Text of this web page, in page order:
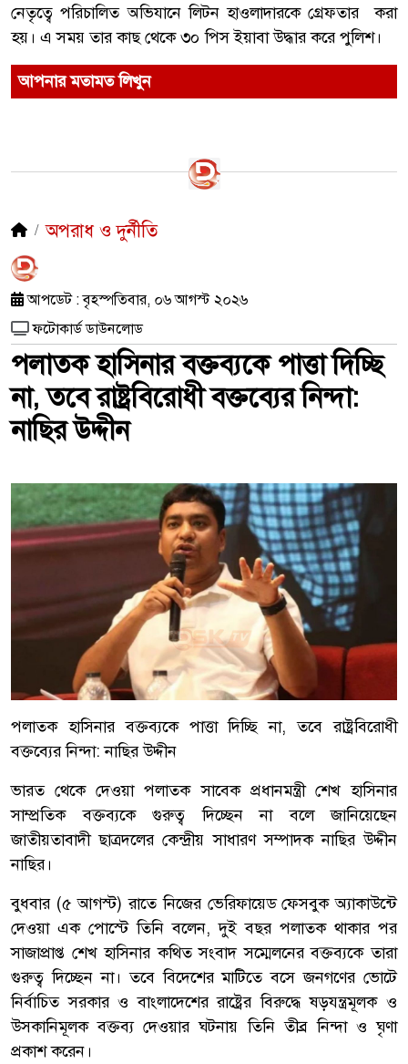
নেতৃত্বে পরিচালিত অভিযানে লিটন হাওলাদারকে গ্রেফতার করা
হয়। এ সময় তার কাছ থেকে ৩০ পিস ইয়াবা উদ্ধার করে পুলিশ।
আপনার মতামত লিখুন
অপরাধ ও দুর্নীতি
আপডেট : বৃহস্পতিবার, ০৬ আগস্ট ২০২৬
ফটোকার্ড ডাউনলোড
পলাতক হাসিনার বক্তব্যকে পাত্তা দিচ্ছি
না, তবে রাষ্ট্রবিরোধী বক্তব্যের নিন্দা:
নাছির উদ্দীন
পলাতক হাসিনার বক্তব্যকে পাত্তা দিচ্ছি না, তবে রাষ্ট্রবিরোধী
বক্তব্যের নিন্দা: নাছির উদ্দীন
ভারত থেকে দেওয়া পলাতক সাবেক প্রধানমন্ত্রী শেখ হাসিনার
সাম্প্রতিক বক্তব্যকে গুরুত্ব দিচ্ছেন না বলে জানিয়েছেন
জাতীয়তাবাদী ছাত্রদলের কেন্দ্রীয় সাধারণ সম্পাদক নাছির উদ্দীন
নাছির।
বুধবার (৫ আগস্ট) রাতে নিজের ভেরিফায়েড ফেসবুক অ্যাকাউন্টে
দেওয়া এক পোস্টে তিনি বলেন, দুই বছর পলাতক থাকার পর
সাজাপ্রাপ্ত শেখ হাসিনার কথিত সংবাদ সম্মেলনের বক্তব্যকে তারা
গুরুত্ব দিচ্ছেন না। তবে বিদেশের মাটিতে বসে জনগণের ভোটে
নির্বাচিত সরকার ও বাংলাদেশের রাষ্ট্রের বিরুদ্ধে ষড়যন্ত্রমূলক ও
উসকানিমূলক বক্তব্য দেওয়ার ঘটনায় তিনি তীব্র নিন্দা ও ঘৃণা
প্রকাশ করেন।